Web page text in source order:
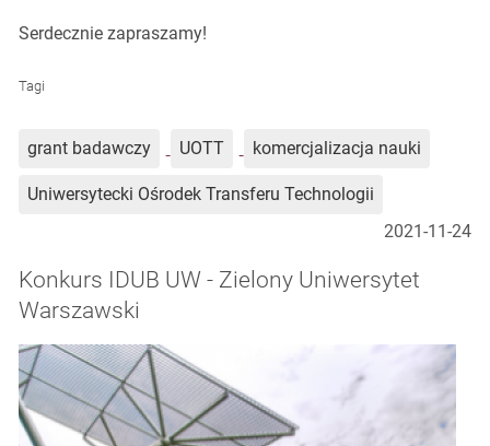
Serdecznie zapraszamy!
Tagi
grant badawczy UOTT komercjalizacja nauki
Uniwersytecki Ośrodek Transferu Technologii
2021-11-24
Konkurs IDUB UW - Zielony Uniwersytet
Warszawski